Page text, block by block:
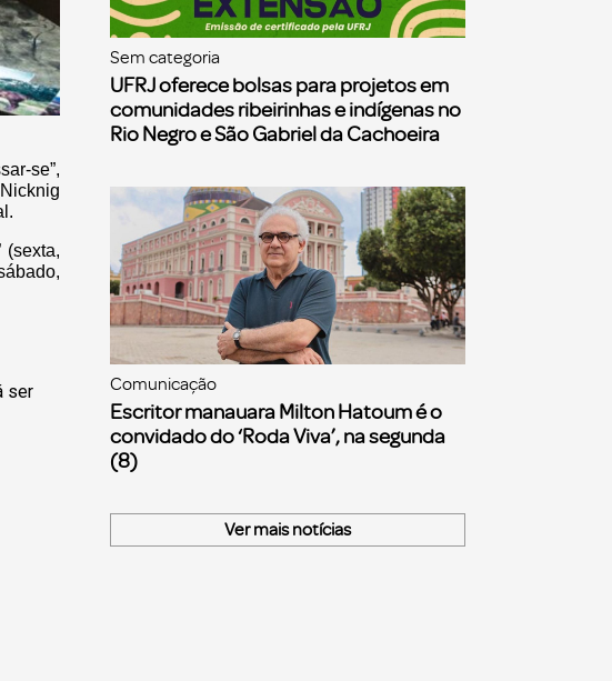
se”,
ser
Sem categoria
UFRJ oferece bolsas para projetos em
comunidades ribeirinhas e indígenas no
Rio Negro e São Gabriel da Cachoeira
Comunicação
Escritor manauara Milton Hatoum é o
convidado do ‘Roda Viva’, na segunda
(8)
Ver mais notícias